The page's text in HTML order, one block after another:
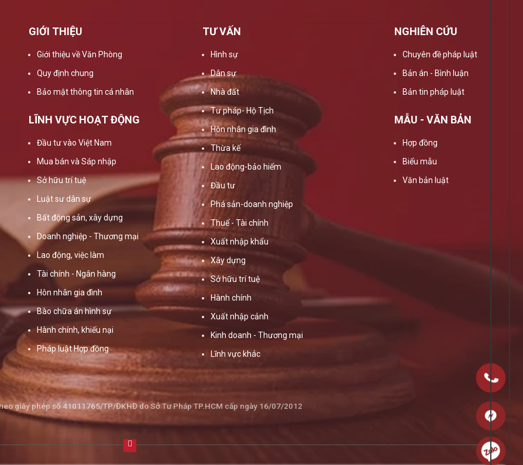
GIỚI THIỆU
Giới thiệu về Văn Phòng
Quy định chung
Bảo mật thông tin cá nhân
LĨNH VỰC HOẠT ĐỘNG
Đầu tư vào Việt Nam
Mua bán và Sáp nhập
Sở hữu trí tuệ
Luật sư dân sự
Bất động sản, xây dựng
Doanh nghiệp - Thương mại
Lao động, việc làm
Tài chính - Ngân hàng
Hôn nhân gia đình
Bào chữa án hình sự
Hành chính, khiếu nại
Pháp luật Hợp đồng
TƯ VẤN
Hình sự
Dân sự
Nhà đất
Tư pháp- Hộ Tịch
Hôn nhân gia đình
Thừa kế
Lao động-bảo hiểm
Đầu tư
Phá sản-doanh nghiệp
Thuế - Tài chính
Xuất nhập khẩu
Xây dựng
Sở hữu trí tuệ
Hành chính
Xuất nhập cảnh
Kinh doanh - Thương mại
Lĩnh vực khác
NGHIÊN CỨU
Chuyên đề pháp luật
Bản án - Bình luận
Bản tin pháp luật
MẪU - VĂN BẢN
Hợp đồng
Biểu mẫu
Văn bản luật
giấy phép số 41011765/TP/ĐKHĐ do Sở Tư Pháp TP.HCM cấp ngày 16/07/2012